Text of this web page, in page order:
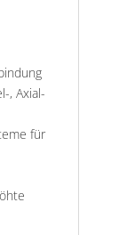
, Axial-
für